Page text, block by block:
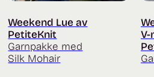
Weekend Lue av
PetiteKnit
Garnpakke med
Silk Mohair
V-